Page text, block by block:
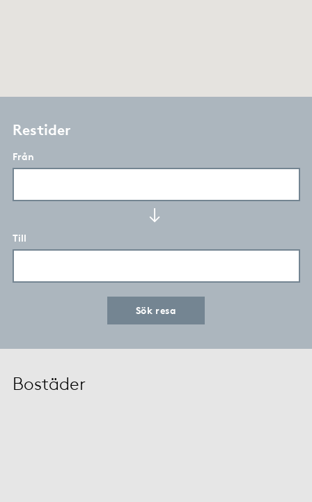
Restider
Från
Till
Sök resa
Bostäder